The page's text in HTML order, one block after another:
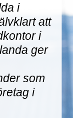
i
att
i
ger
som
i